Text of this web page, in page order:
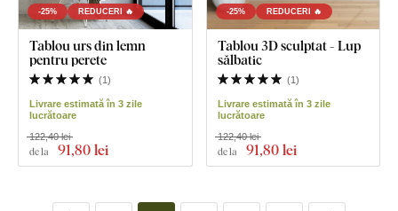
-25% REDUCERI 🔥
Tablou urs din lemn
pentru perete
(1)
Livrare estimată în 3 zile
lucrătoare
de la 91,80 lei
122,40 lei
-25% REDUCERI 🔥
Tablou 3D sculptat - Lup
sălbatic
(1)
Livrare estimată în 3 zile
lucrătoare
de la 91,80 lei
122,40 lei